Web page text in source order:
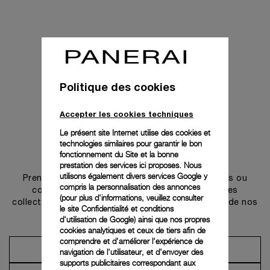
Prendre contact
Prenez rendez-vous dans l’une de nos boutiques ou
contactez notre conciergerie pour découvrir les
collections et bénéficier des conseils ou services de nos
ambassadeurs.
Prendre un rendez-vous
Politique des cookies
Accepter les cookies techniques
Le présent site Internet utilise des cookies et
technologies similaires pour garantir le bon
fonctionnement du Site et la bonne
prestation des services ici proposes. Nous
utilisons également divers services Google y
compris la personnalisation des annonces
(pour plus d'informations, veuillez consulter
le site Confidentialité et conditions
d'utilisation de Google) ainsi que nos propres
cookies analytiques et ceux de tiers afin de
comprendre et d'améliorer l'expérience de
navigation de l'utilisateur, et d'envoyer des
supports publicitaires correspondant aux